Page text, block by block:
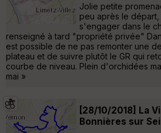
Jolie petite
peu après le
s'engager dans le
renseigné à tard "propriété privée"
est possible de ne pas remonter une
plateau et de suivre plutôt le GR qui
courbe de niveau. Plein d'orchidées
mai »
[28/10/2018] La
Bonnières sur